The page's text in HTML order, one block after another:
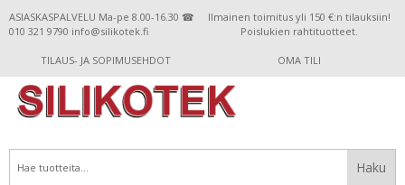
ASIASKASPALVELU Ma-pe 8.00-16.30 ☎
010 321 9790 info@silikotek.fi
Ilmainen toimitus yli 150 €:n tilauksiin!
Poislukien rahtituotteet.
TILAUS- JA SOPIMUSEHDOT OMA TILI